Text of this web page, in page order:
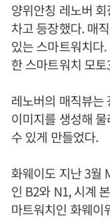
양위안칭 레노버
차고 등장했다. 매
있는 스마트워치다
한 스마트워치 모
레노버의 매직뷰는
이미지를 생성해
수 있게 만들었다.
화웨이도 지난 3월
인 B2와 N1, 시계
마트워치인 화웨이